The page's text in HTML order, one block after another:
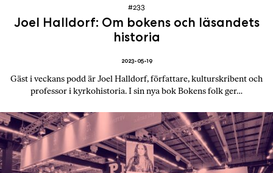
2023-05-19
Joel Halldorf: Om bokens och läsandets
historia
#233
Gäst i veckans podd är Joel Halldorf, författare, kulturskribent och
professor i kyrkohistoria. I sin nya bok Bokens folk ger…